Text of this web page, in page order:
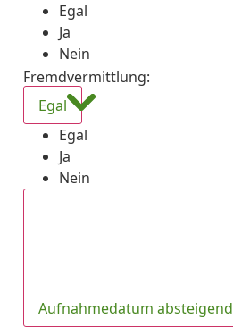
Egal
Ja
Nein
Fremdvermittlung:
Egal
Egal
Ja
Nein
Aufnahmedatum absteigend